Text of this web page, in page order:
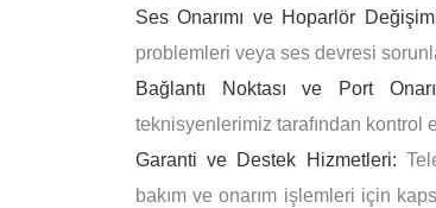
Ses Onarımı ve Hoparlör
problemleri veya ses devresi
Bağlantı Noktası ve Port
teknisyenlerimiz tarafından kontrol
Garanti ve Destek Hizmetleri:
bakım ve onarım işlemleri için